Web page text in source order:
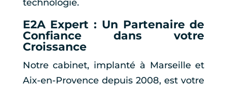
technologie.
E2A Expert : Un Partenaire de
Confiance dans votre
Croissance
Notre cabinet, implanté à Marseille et
Aix-en-Provence depuis 2008, est votre